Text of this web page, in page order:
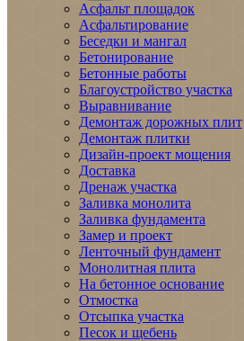
Асфальт площадок
Асфальтирование
Беседки и мангал
Бетонирование
Бетонные работы
Благоустройство участка
Выравнивание
Демонтаж дорожных плит
Демонтаж плитки
Дизайн-проект мощения
Доставка
Дренаж участка
Заливка монолита
Заливка фундамента
Замер и проект
Ленточный фундамент
Монолитная плита
На бетонное основание
Отмостка
Отсыпка участка
Песок и щебень